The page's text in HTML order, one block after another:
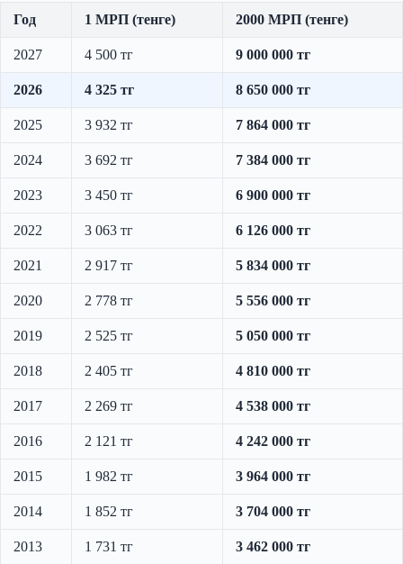
Год 1 МРП (тенге) 2000 МРП (тенге)
2027 4 500 тг 9 000 000 тг
2026 4 325 тг 8 650 000 тг
2025 3 932 тг 7 864 000 тг
2024 3 692 тг 7 384 000 тг
2023 3 450 тг 6 900 000 тг
2022 3 063 тг 6 126 000 тг
2021 2 917 тг 5 834 000 тг
2020 2 778 тг 5 556 000 тг
2019 2 525 тг 5 050 000 тг
2018 2 405 тг 4 810 000 тг
2017 2 269 тг 4 538 000 тг
2016 2 121 тг 4 242 000 тг
2015 1 982 тг 3 964 000 тг
2014 1 852 тг 3 704 000 тг
2013 1 731 тг 3 462 000 тг